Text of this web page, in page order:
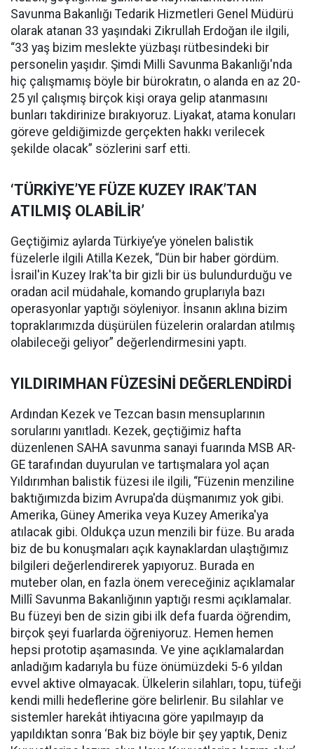
Savunma Bakanlığı Tedarik Hizmetleri Genel Müdürü
olarak atanan 33 yaşındaki Zikrullah Erdoğan ile ilgili,
“33 yaş bizim meslekte yüzbaşı rütbesindeki bir
personelin yaşıdır. Şimdi Milli Savunma Bakanlığı'nda
hiç çalışmamış böyle bir bürokratın, o alanda en az 20-
25 yıl çalışmış birçok kişi oraya gelip atanmasını
bunları takdirinize bırakıyoruz. Liyakat, atama konuları
göreve geldiğimizde gerçekten hakkı verilecek
şekilde olacak” sözlerini sarf etti.
‘TÜRKİYE’YE FÜZE KUZEY IRAK’TAN
ATILMIŞ OLABİLİR’
Geçtiğimiz aylarda Türkiye’ye yönelen balistik
füzelerle ilgili Atilla Kezek, “Dün bir haber gördüm.
İsrail'in Kuzey Irak'ta bir gizli bir üs bulundurduğu ve
oradan acil müdahale, komando gruplarıyla bazı
operasyonlar yaptığı söyleniyor. İnsanın aklına bizim
topraklarımızda düşürülen füzelerin oralardan atılmış
olabileceği geliyor” değerlendirmesini yaptı.
YILDIRIMHAN FÜZESİNİ DEĞERLENDİRDİ
Ardından Kezek ve Tezcan basın mensuplarının
sorularını yanıtladı. Kezek, geçtiğimiz hafta
düzenlenen SAHA savunma sanayi fuarında MSB AR-
GE tarafından duyurulan ve tartışmalara yol açan
Yıldırımhan balistik füzesi ile ilgili, “Füzenin menziline
baktığımızda bizim Avrupa'da düşmanımız yok gibi.
Amerika, Güney Amerika veya Kuzey Amerika'ya
atılacak gibi. Oldukça uzun menzili bir füze. Bu arada
biz de bu konuşmaları açık kaynaklardan ulaştığımız
bilgileri değerlendirerek yapıyoruz. Burada en
muteber olan, en fazla önem vereceğiniz açıklamalar
Millî Savunma Bakanlığının yaptığı resmi açıklamalar.
Bu füzeyi ben de sizin gibi ilk defa fuarda öğrendim,
birçok şeyi fuarlarda öğreniyoruz. Hemen hemen
hepsi prototip aşamasında. Ve yine açıklamalardan
anladığım kadarıyla bu füze önümüzdeki 5-6 yıldan
evvel aktive olmayacak. Ülkelerin silahları, topu, tüfeği
kendi milli hedeflerine göre belirlenir. Bu silahlar ve
sistemler harekât ihtiyacına göre yapılmayıp da
yapıldıktan sonra ‘Bak biz böyle bir şey yaptık, Deniz